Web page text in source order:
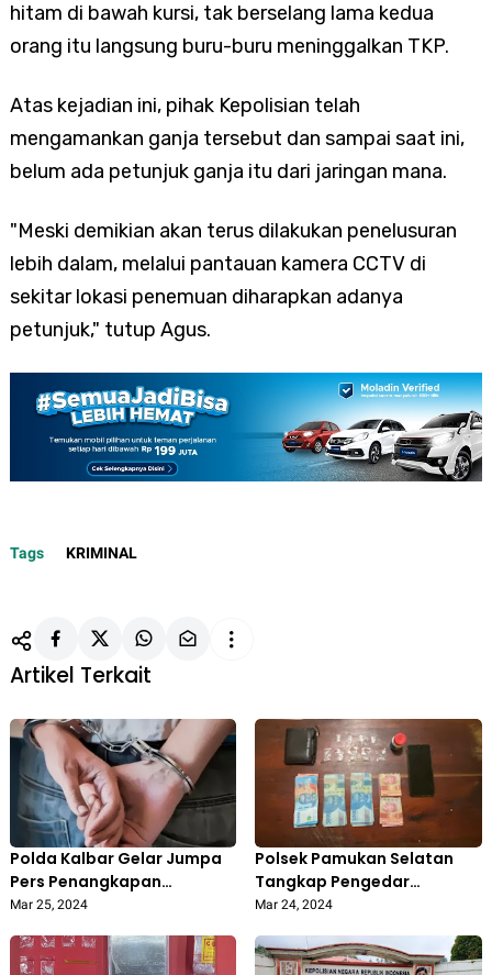
hitam di bawah kursi, tak berselang lama kedua
orang itu langsung buru-buru meninggalkan TKP.
Atas kejadian ini, pihak Kepolisian telah
mengamankan ganja tersebut dan sampai saat ini,
belum ada petunjuk ganja itu dari jaringan mana.
"Meski demikian akan terus dilakukan penelusuran
lebih dalam, melalui pantauan kamera CCTV di
sekitar lokasi penemuan diharapkan adanya
petunjuk," tutup Agus.
Tags KRIMINAL
Artikel Terkait
Polda Kalbar Gelar Jumpa
Pers Penangkapan
Pengedar Narkoba di
Sebanyak 15 Kg Sabu
Mar 25, 2024
Polsek Pamukan Selatan
Tangkap Pengedar
Narkoba Jenis Sabu
Mar 24, 2024